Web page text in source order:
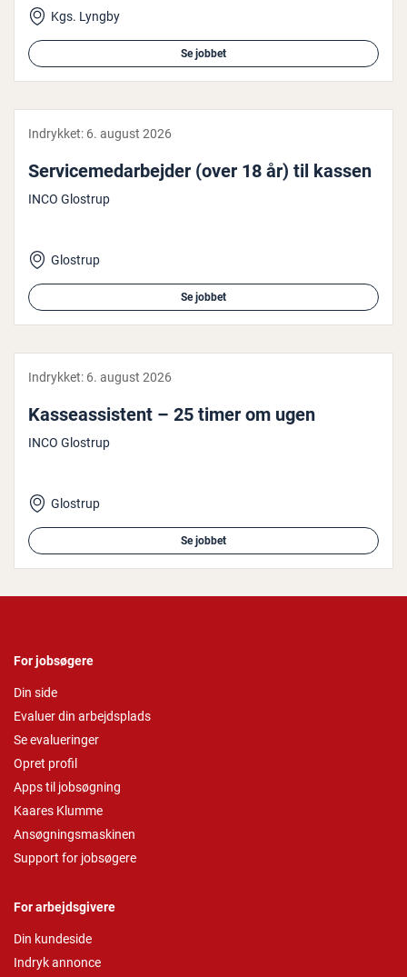
Kgs. Lyngby
Se jobbet
Indrykket: 6. august 2026
Ser­vi­ce­me­d­ar­bej­der (over 18 år) til kassen
INCO Glostrup
Glostrup
Se jobbet
Indrykket: 6. august 2026
Kas­seas­si­stent – 25 timer om ugen
INCO Glostrup
Glostrup
Se jobbet
For jobsøgere
Din side
Evaluer din arbejdsplads
Se evalueringer
Opret profil
Apps til jobsøgning
Kaares Klumme
Ansøgningsmaskinen
Support for jobsøgere
For arbejdsgivere
Din kundeside
Indryk annonce